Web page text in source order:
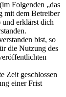
Folgenden „das
mit dem Betreiber
und erklärst dich
bist, so
die Nutzung des
Zeit geschlossen
einer Frist